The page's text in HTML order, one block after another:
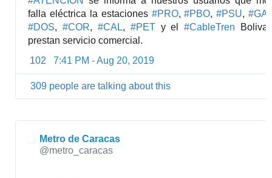
falla eléctrica la estaciones #PRO, #PBO, #PSU, #
#DOS, #COR, #CAL, #PET y el #CableTren
prestan servicio comercial.
102
7:41 PM - Aug 20, 2019
309 people are talking about this
Metro de Caracas
@metro_caracas